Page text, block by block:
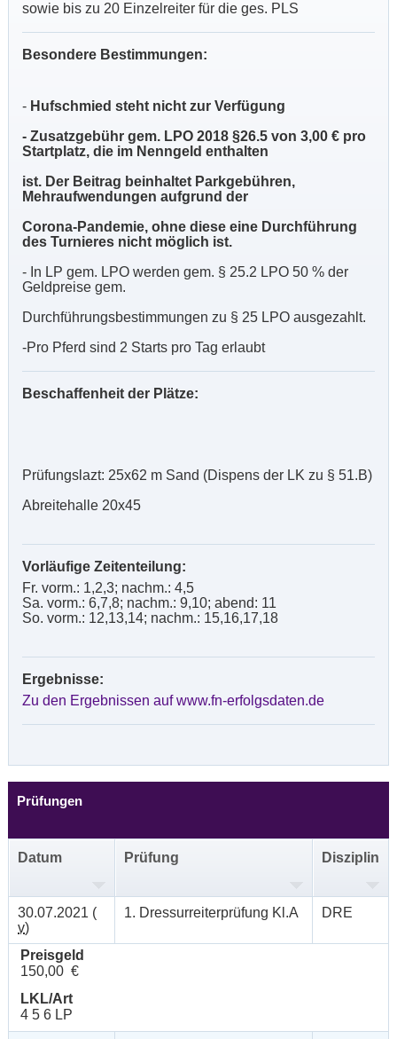
sowie bis zu 20 Einzelreiter für die ges. PLS
Besondere Bestimmungen:
- Hufschmied steht nicht zur Verfügung
- Zusatzgebühr gem. LPO 2018 §26.5 von 3,00 € pro
Startplatz, die im Nenngeld enthalten
ist. Der Beitrag beinhaltet Parkgebühren,
Mehraufwendungen aufgrund der
Corona-Pandemie, ohne diese eine Durchführung
des Turnieres nicht möglich ist.
- In LP gem. LPO werden gem. § 25.2 LPO 50 % der
Geldpreise gem.
Durchführungsbestimmungen zu § 25 LPO ausgezahlt.
-Pro Pferd sind 2 Starts pro Tag erlaubt
Beschaffenheit der Plätze:
Prüfungslazt: 25x62 m Sand (Dispens der LK zu § 51.B)
Abreitehalle 20x45
Vorläufige Zeitenteilung:
Fr. vorm.: 1,2,3; nachm.: 4,5
Sa. vorm.: 6,7,8; nachm.: 9,10; abend: 11
So. vorm.: 12,13,14; nachm.: 15,16,17,18
Ergebnisse:
Zu den Ergebnissen auf www.fn-erfolgsdaten.de
Prüfungen
Datum Prüfung Disziplin
30.07.2021 (
v)
1. Dressurreiterprüfung Kl.A DRE
Preisgeld
150,00 €
LKL/Art
4 5 6 LP